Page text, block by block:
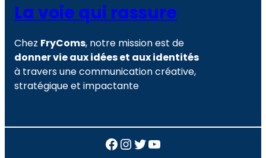
La voie qui rassure
Chez FryComs, notre mission est de
donner vie aux idées et aux identités
à travers une communication créative,
stratégique et impactante
Facebook
Instagram
Twitter
YouTube